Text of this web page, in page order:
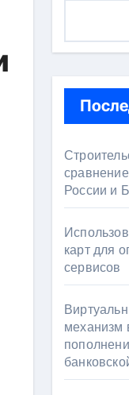
России и
карт для
сервисов
механизм